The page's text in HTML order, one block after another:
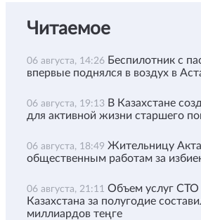
Читаемое
06 августа, 14:26 Беспилотник с
впервые поднялся в воздух в
06 августа, 19:13 В Казахстане
для активной жизни старшего
06 августа, 18:49 Жительницу
общественным работам за
06 августа, 21:11 Объем услуг СТО
Казахстана за полугодие
миллиардов теңге